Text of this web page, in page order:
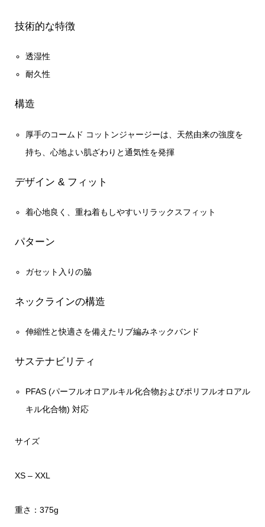
技術的な特徴
透湿性
耐久性
構造
厚手のコームド コットンジャージーは、天然由来の強度を
持ち、心地よい肌ざわりと通気性を発揮
デザイン & フィット
着心地良く、重ね着もしやすいリラックスフィット
パターン
ガセット入りの脇
ネックラインの構造
伸縮性と快適さを備えたリブ編みネックバンド
サステナビリティ
PFAS (パーフルオロアルキル化合物およびポリフルオロアル
キル化合物) 対応
サイズ
XS – XXL
重さ：375g